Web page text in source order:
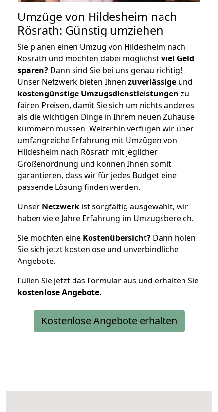
Umzüge von Hildesheim nach
Rösrath: Günstig umziehen
Sie planen einen Umzug von Hildesheim nach
Rösrath und möchten dabei möglichstviel Geld
sparen? Dann sind Sie bei uns genau richtig!
Unser Netzwerk bieten Ihnen zuverlässige und
kostengünstige Umzugsdienstleistungen zu
fairen Preisen, damit Sie sich um nichts anderes
als die wichtigen Dinge in Ihrem neuen Zuhause
kümmern müssen. Weiterhin verfügen wir über
umfangreiche Erfahrung mit Umzügen von
Hildesheim nach Rösrath mit jeglicher
Größenordnung und können Ihnen somit
garantieren, dass wir für jedes Budget eine
passende Lösung finden werden.
Unser Netzwerk ist sorgfältig ausgewählt, wir
haben viele Jahre Erfahrung im Umzugsbereich.
Sie möchten eine Kostenübersicht? Dann holen
Sie sich jetzt kostenlose und unverbindliche
Angebote.
Füllen Sie jetzt das Formular aus und erhalten Sie
kostenloseAngebote.
Kostenlose Angebote erhalten